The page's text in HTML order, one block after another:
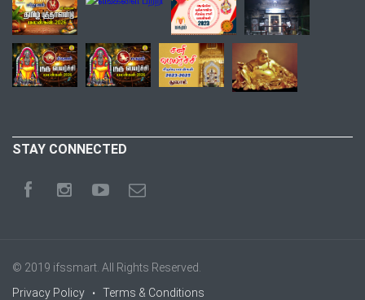
STAY CONNECTED
© 2019 ifssmart. All Rights Reserved.
Privacy Policy
Terms & Conditions